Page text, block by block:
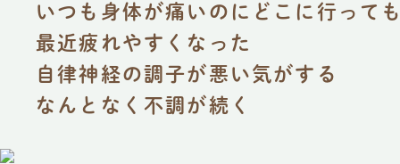
いつも身体が痛いのにどこに行って
最近疲れやすくなった
自律神経の調子が悪い気がする
なんとなく不調が続く